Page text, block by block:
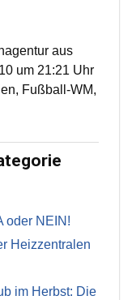
aus
um 21:21 Uhr
Fußball-WM,
oder NEIN!
Heizzentralen
im Herbst: Die